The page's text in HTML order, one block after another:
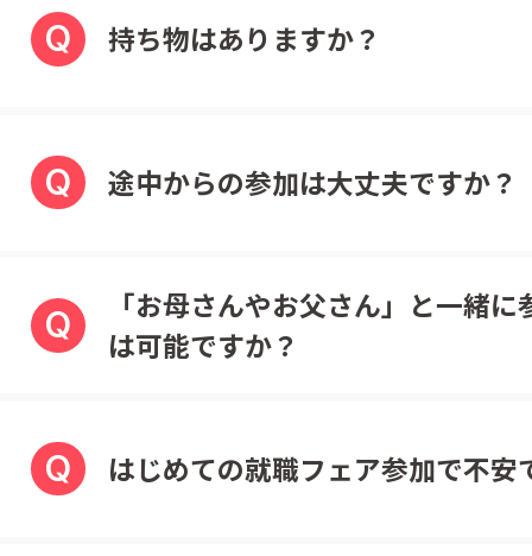
Q 持ち物はありますか？
Q 途中からの参加は大丈夫ですか？
Q
「お母さんやお父さん」と一緒
は可能ですか？
Q はじめての就職フェア参加で不安